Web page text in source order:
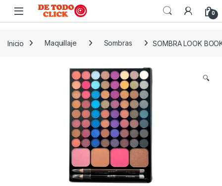
Saltar a Navegar
Saltar al contenido
0
Inicio Maquillaje Sombras SOMBRA LOOK
🔍